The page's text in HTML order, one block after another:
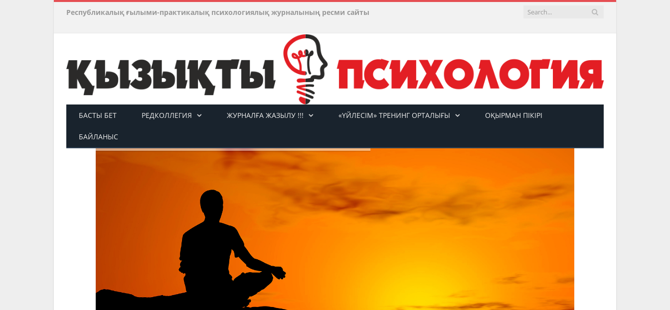
Республикалық ғылыми-практикалық психологиялық журналының ресми сайты
БАСТЫ БЕТ РЕДКОЛЛЕГИЯ ЖУРНАЛҒА ЖАЗЫЛУ !!! «ҮЙЛЕСІМ» ТРЕНИНГ ОРТАЛЫҒЫ ОҚЫРМАН ПІКІРІ
БАЙЛАНЫС